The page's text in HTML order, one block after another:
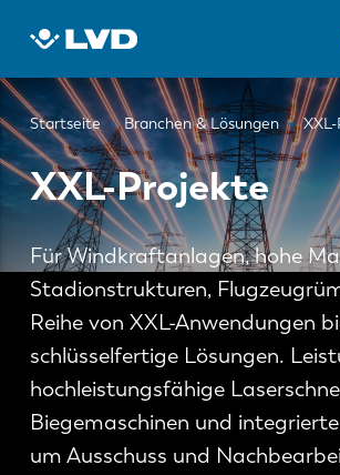
zum
Pfadnavigation
Startseite Branchen & Lösungen
XXL-Projekte
Für Windkraftanlagen, hohe
Stadionstrukturen,
Reihe von XXL-Anwendungen
schlüsselfertige Lösungen.
hochleistungsfähige
Biegemaschinen und
um Ausschuss und
LASERSCHNEIDANLAGEN
ABKANTPRESSEN
SCHWENKBIEGEZENTRUM
STANZPRESSEN
TAFELSCHEREN
SOFTWARE
KUNDENDIENST
Über LVD